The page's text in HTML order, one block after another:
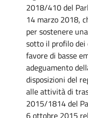
2018/410 del
14 marzo 2018,
per sostenere
sotto il profilo
favore di basse
adeguamento
disposizioni del
alle attività di
2015/1814 del
6 ottobre 2015